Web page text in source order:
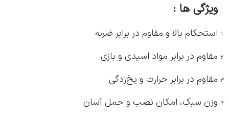
ویژگی ها :
استحکام بالا و مقاوم در برابر ضربه
مقاوم در برابر مواد اسیدی و بازی
مقاوم در برابر حرارت و یخ‌زدگی
وزن سبک، امکان نصب و حمل آسان